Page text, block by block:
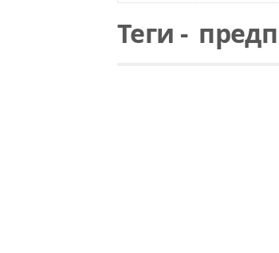
Теги -